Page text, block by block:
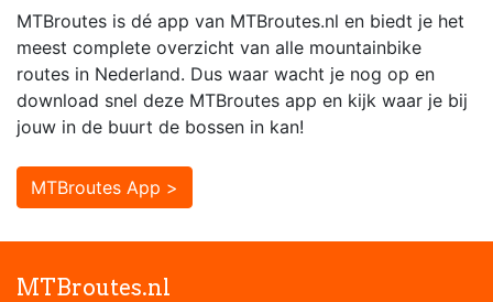
MTBroutes is dé app van MTBroutes.nl en biedt je het
meest complete overzicht van alle mountainbike
routes in Nederland. Dus waar wacht je nog op en
download snel deze MTBroutes app en kijk waar je bij
jouw in de buurt de bossen in kan!
MTBroutes App >
MTBroutes.nl